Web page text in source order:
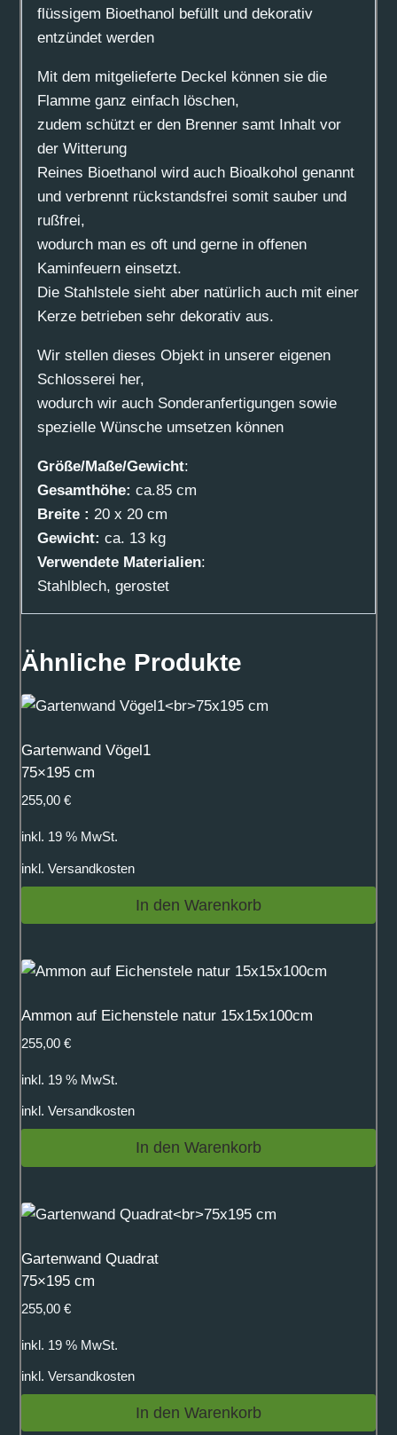
flüssigem Bioethanol befüllt und dekorativ
entzündet werden
Mit dem mitgelieferte Deckel können sie die
Flamme ganz einfach löschen,
zudem schützt er den Brenner samt Inhalt vor
der Witterung
Reines Bioethanol wird auch Bioalkohol genannt
und verbrennt rückstandsfrei somit sauber und
rußfrei,
wodurch man es oft und gerne in offenen
Kaminfeuern einsetzt.
Die Stahlstele sieht aber natürlich auch mit einer
Kerze betrieben sehr dekorativ aus.
Wir stellen dieses Objekt in unserer eigenen
Schlosserei her,
wodurch wir auch Sonderanfertigungen sowie
spezielle Wünsche umsetzen können
Größe/Maße/Gewicht:
Gesamthöhe: ca.85 cm
Breite : 20 x 20 cm
Gewicht: ca. 13 kg
Verwendete Materialien:
Stahlblech, gerostet
Ähnliche Produkte
Gartenwand Vögel1
75×195 cm
255,00 €
inkl. 19 % MwSt.
inkl. Versandkosten
In den Warenkorb
Ammon auf Eichenstele natur 15x15x100cm
255,00 €
inkl. 19 % MwSt.
inkl. Versandkosten
In den Warenkorb
Gartenwand Quadrat
75×195 cm
255,00 €
inkl. 19 % MwSt.
inkl. Versandkosten
In den Warenkorb